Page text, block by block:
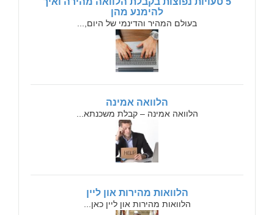
להימנע מהן
בעולם המהיר והדינמי של היום,...
הלוואה אמינה
הלוואה אמינה – קבלת משכנתא...
הלוואות מהירות און ליין
הלוואות מהירות און ליין כאן...